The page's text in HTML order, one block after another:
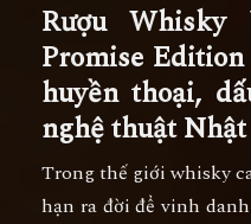
Rượu Whisky
Promise
huyền thoại,
nghệ thuật
Trong thế giới whisky
hạn ra đời để vinh